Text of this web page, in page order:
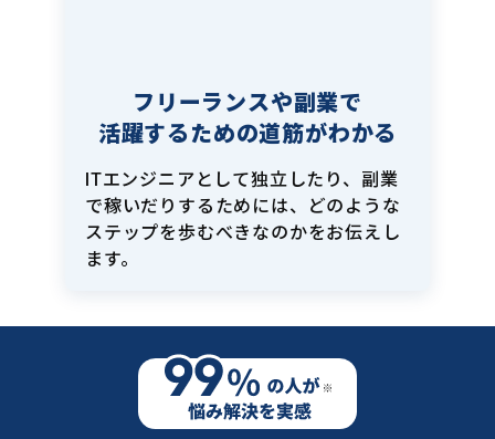
フリーランスや副業で
活躍するための道筋がわかる
ITエンジニアとして独立したり、副業
で稼いだりするためには、どのような
ステップを歩むべきなのかをお伝えし
ます。